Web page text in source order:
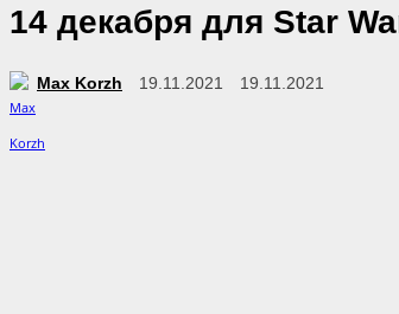
14 декабря для Star
Max Korzh 19.11.2021 19.11.2021